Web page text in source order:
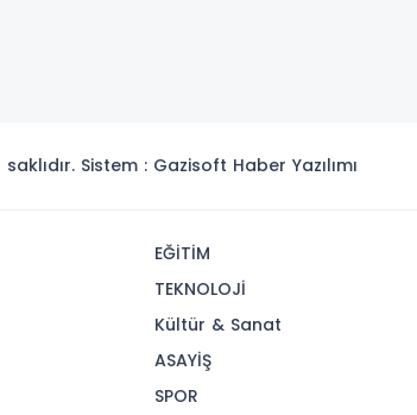
Sistem : Gazisoft Haber Yazılımı
EĞİTİM
TEKNOLOJİ
Kültür & Sanat
ASAYİŞ
SPOR